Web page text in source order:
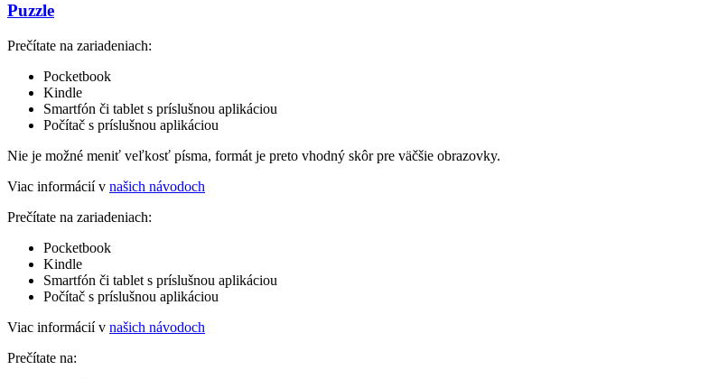
Puzzle
Prečítate na zariadeniach:
Pocketbook
Kindle
Smartfón či tablet s príslušnou aplikáciou
Počítač s príslušnou aplikáciou
Nie je možné meniť veľkosť písma, formát je preto vhodný skôr pre väčšie obrazovky.
Viac informácií v našich návodoch
Prečítate na zariadeniach:
Pocketbook
Kindle
Smartfón či tablet s príslušnou aplikáciou
Počítač s príslušnou aplikáciou
Viac informácií v našich návodoch
Prečítate na: